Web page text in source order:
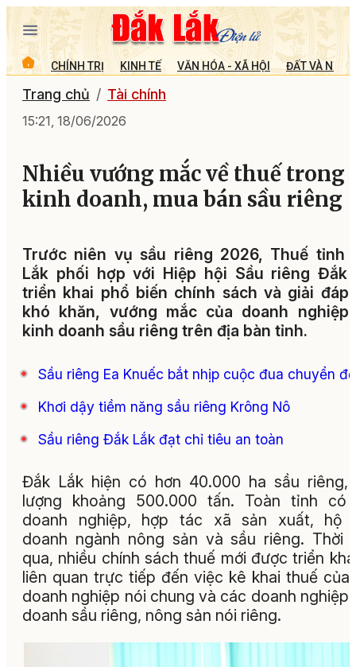
CHÍNH TRỊ KINH TẾ VĂN HÓA - XÃ HỘI ĐẤT VÀ
Trang chủ Tài chính
15:21, 18/06/2026
Nhiều vướng mắc về thuế trong
kinh doanh, mua bán sầu riêng
Trước niên vụ sầu riêng 2026, Thuế tỉnh
Lắk phối hợp với Hiệp hội Sầu riêng Đắk
triển khai phổ biến chính sách và giải đáp
khó khăn, vướng mắc của doanh
kinh doanh sầu riêng trên địa bàn tỉnh.
Sầu riêng Ea Knuếc bắt nhịp cuộc đua chuyển
Khơi dậy tiềm năng sầu riêng Krông Nô
Sầu riêng Đắk Lắk đạt chỉ tiêu an toàn
Đắk Lắk hiện có hơn 40.000 ha sầu riêng,
lượng khoảng 500.000 tấn. Toàn tỉnh có
doanh nghiệp, hợp tác xã sản xuất, hộ
doanh ngành nông sản và sầu riêng. Thời
qua, nhiều chính sách thuế mới được triển
liên quan trực tiếp đến việc kê khai thuế của
doanh nghiệp nói chung và các doanh nghiệp
doanh sầu riêng, nông sản nói riêng.